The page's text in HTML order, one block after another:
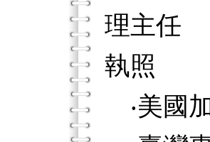
理主任
執照
‧美國